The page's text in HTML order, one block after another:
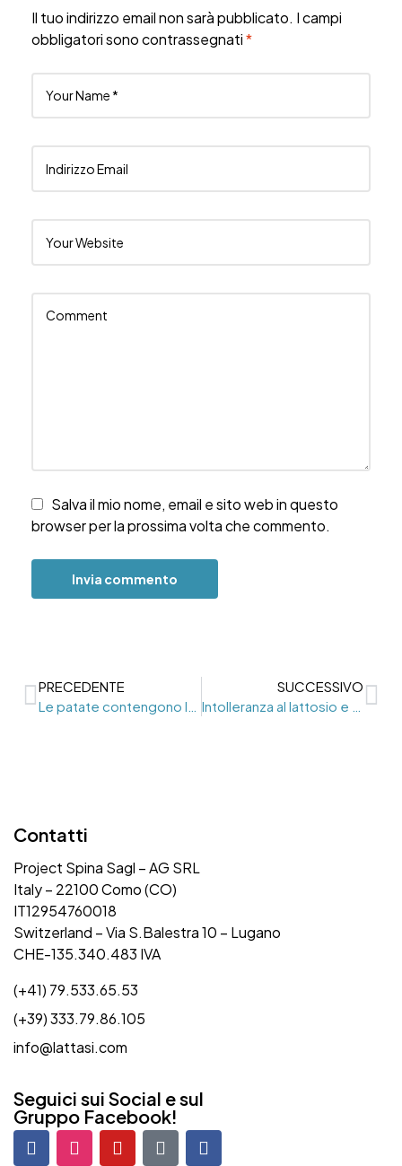
Il tuo indirizzo email non sarà pubblicato. I campi
obbligatori sono contrassegnati*
Salva il mio nome, email e sito web in questo
browser per la prossima volta che commento.
PRECEDENTE
SUCCESSIVO
Contatti
Project Spina Sagl – AG SRL
Italy – 22100 Como (CO)
IT12954760018
Switzerland – Via S.Balestra 10 – Lugano
CHE-135.340.483 IVA
(+41) 79.533.65.53
(+39) 333.79.86.105
info@lattasi.com
Seguici sui Social e sul
Gruppo Facebook!